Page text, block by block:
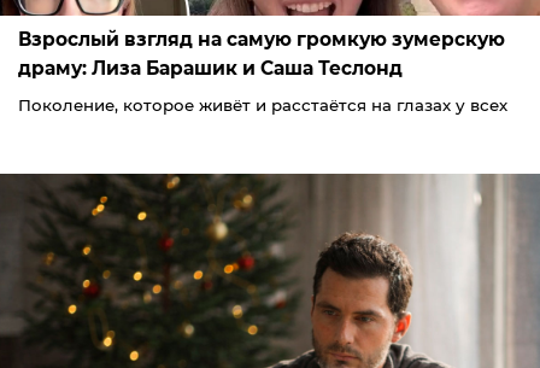
Взрослый взгляд на самую громкую зумерскую
драму: Лиза Барашик и Саша Теслонд
Поколение, которое живёт и расстаётся на глазах у всех